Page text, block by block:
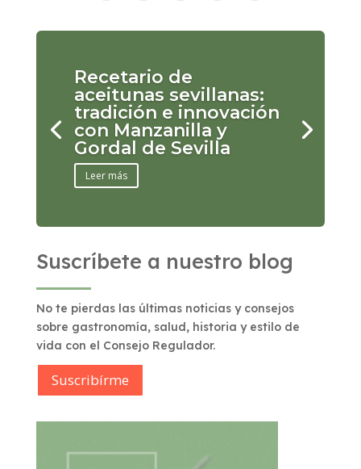
Recetario de
aceitunas sevillanas:
tradición e innovación
con Manzanilla y
Gordal de Sevilla
Leer más
Suscríbete a nuestro blog
No te pierdas las últimas noticias y consejos
sobre gastronomía, salud, historia y estilo de
vida con el Consejo Regulador.
Suscribírme